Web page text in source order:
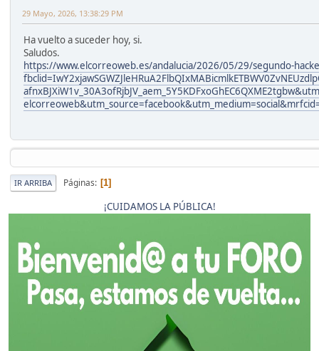
29 Mayo, 2026, 13:38:29 PM
Ha vuelto a suceder hoy, si.
Saludos.
https://www.elcorreoweb.es/andalucia/2026/05/29/segundo-
IR ARRIBA Páginas 1
¡CUIDAMOS LA PÚBLICA!